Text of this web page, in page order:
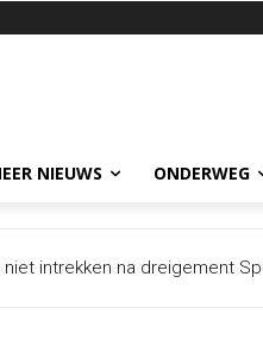
NIEUWS ONDERWEG
vrachtverkeer Merwedebrug